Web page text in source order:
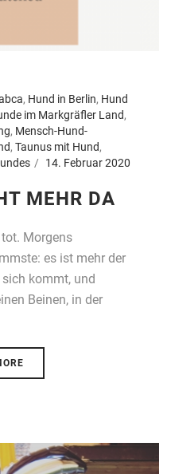
, Hund in Berlin, Hund
im Markgräfler Land,
, Mensch-Hund-
, Taunus mit Hund,
14. Februar 2020
MEHR DA
Morgens
es ist mehr der
sich kommt, und
Beinen, in der